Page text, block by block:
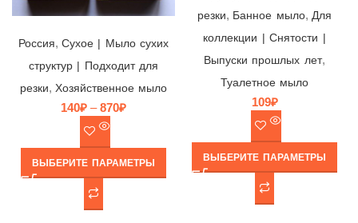
Россия, Cухое | Мыло сухих
структур | Подходит для
резки, Хозяйственное мыло
140₽ – 870₽
ВЫБЕРИТЕ ПАРАМЕТРЫ
резки, Банное мыло, Для
коллекции | Снятости |
Выпуски прошлых лет,
Туалетное мыло
109₽
ВЫБЕРИТЕ ПАРАМЕТРЫ